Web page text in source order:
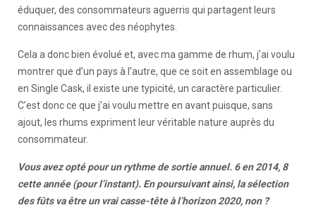
éduquer, des consommateurs aguerris qui partagent leurs
connaissances avec des néophytes.
Cela a donc bien évolué et, avec ma gamme de rhum, j’ai voulu
montrer que d’un pays à l’autre, que ce soit en assemblage ou
en Single Cask, il existe une typicité, un caractère particulier.
C’est donc ce que j’ai voulu mettre en avant puisque, sans
ajout, les rhums expriment leur véritable nature auprès du
consommateur.
Vous avez opté pour un rythme de sortie annuel. 6 en 2014, 8
cette année (pour l’instant). En poursuivant ainsi, la sélection
des fûts va être un vrai casse-tête à l’horizon 2020, non ?